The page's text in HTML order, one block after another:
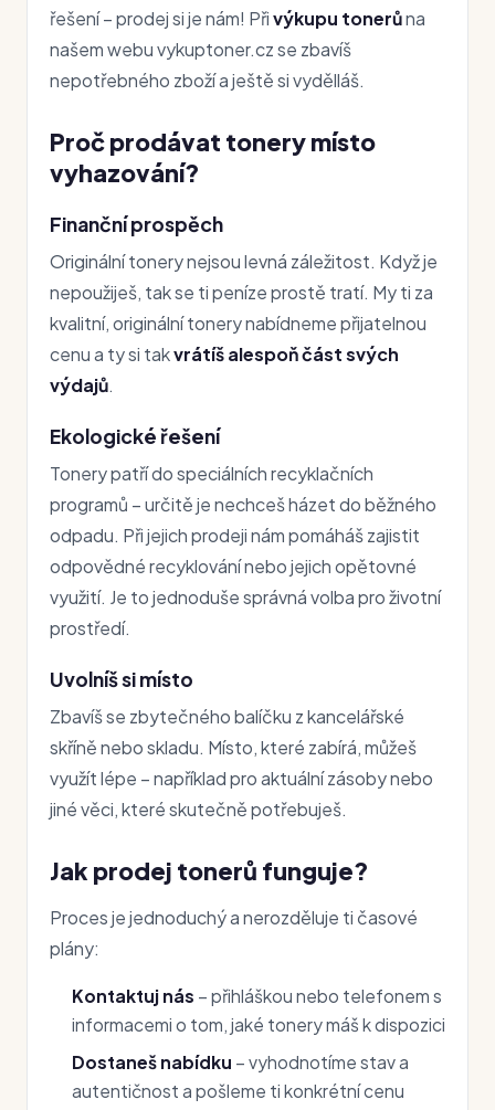
řešení – prodej si je nám! Přivýkupu tonerůna
našem webu vykuptoner.cz se zbavíš
nepotřebného zboží a ještě si vydělláš.
Proč prodávat tonery místo
vyhazování?
Finanční prospěch
Originální tonery nejsou levná záležitost. Když je
nepoužiješ, tak se ti peníze prostě tratí. My ti za
kvalitní, originální tonery nabídneme přijatelnou
cenu a ty si takvrátíš alespoň část svých
výdajů.
Ekologické řešení
Tonery patří do speciálních recyklačních
programů – určitě je nechceš házet do běžného
odpadu. Při jejich prodeji nám pomáháš zajistit
odpovědné recyklování nebo jejich opětovné
využití. Je to jednoduše správná volba pro životní
prostředí.
Uvolníš si místo
Zbavíš se zbytečného balíčku z kancelářské
skříně nebo skladu. Místo, které zabírá, můžeš
využít lépe – například pro aktuální zásoby nebo
jiné věci, které skutečně potřebuješ.
Jak prodej tonerů funguje?
Proces je jednoduchý a nerozděluje ti časové
plány:
Kontaktuj nás – přihláškou nebo telefonem s
informacemi o tom, jaké tonery máš k dispozici
Dostaneš nabídku – vyhodnotíme stav a
autentičnost a pošleme ti konkrétní cenu